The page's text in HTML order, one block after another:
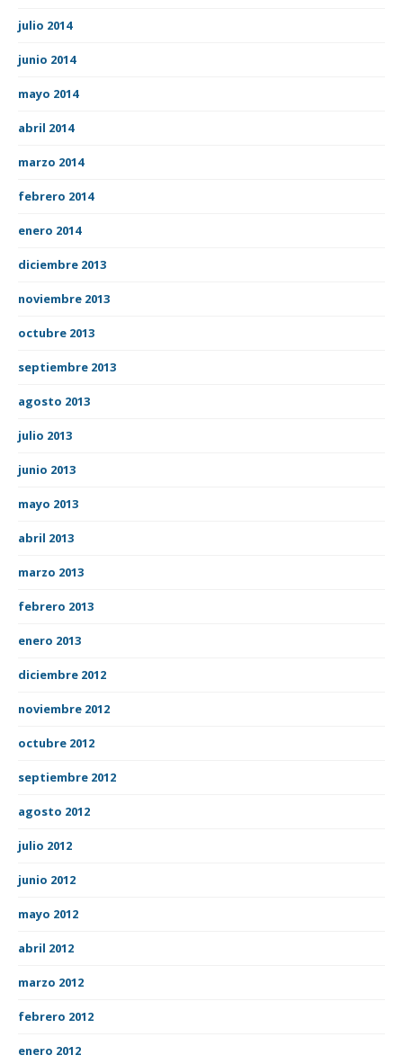
julio 2014
junio 2014
mayo 2014
abril 2014
marzo 2014
febrero 2014
enero 2014
diciembre 2013
noviembre 2013
octubre 2013
septiembre 2013
agosto 2013
julio 2013
junio 2013
mayo 2013
abril 2013
marzo 2013
febrero 2013
enero 2013
diciembre 2012
noviembre 2012
octubre 2012
septiembre 2012
agosto 2012
julio 2012
junio 2012
mayo 2012
abril 2012
marzo 2012
febrero 2012
enero 2012